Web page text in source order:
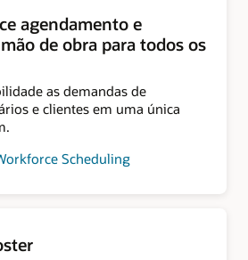
agendamento e
de obra para todos os
as demandas de
e clientes em uma única
Scheduling